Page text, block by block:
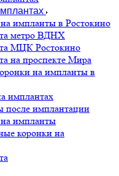
импланты в Ростокино
метро ВДНХ
МЦК Ростокино
на проспекте Мира
на импланты в
имплантах
после имплантации
импланты
коронки на